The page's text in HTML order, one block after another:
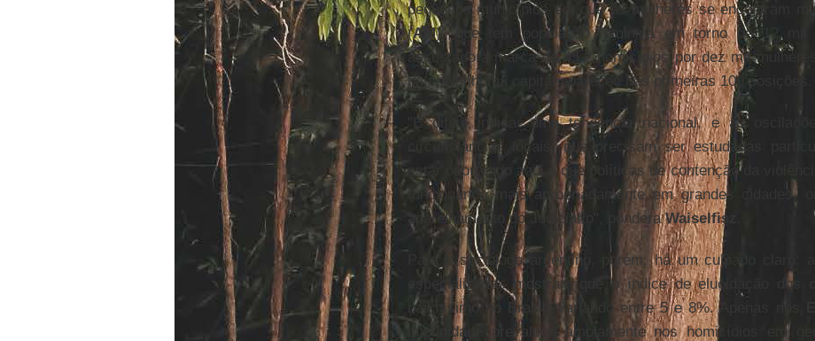
pequenos municípios em que as mulheres se encontram
(AM), que tem população feminina em torno de 12 mil
assustadora marca de 45,2 homicídios por dez mil
país. Nenhuma capital apareceu nas primeiras 100 posições.
"É difícil indicar uma tendência nacional, e as
circunstâncias locais, que precisam ser estudadas
estar ocorrendo aqui é que políticas de contenção da
funcionando mais apropriadamente em grandes cidades,
aparelhamento do Judiciário", ponderaWaiselfisz
Para o sociólogo argentino, porém, há um culpado claro:
especializadas mostram que o índice de elucidação dos
baixíssimo no Brasil, variando entre 5 e 8%. Apenas nos
impunidade prevalece amplamente nos homicídios em